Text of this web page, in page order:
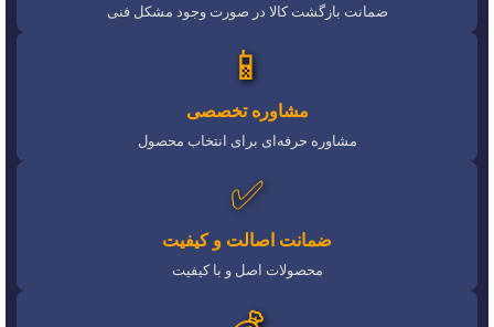
ضمانت بازگشت کالا در صورت وجود مشکل فنی
📱
مشاوره تخصصی
مشاوره حرفه‌ای برای انتخاب محصول
✅
ضمانت اصالت و کیفیت
محصولات اصل و با کیفیت